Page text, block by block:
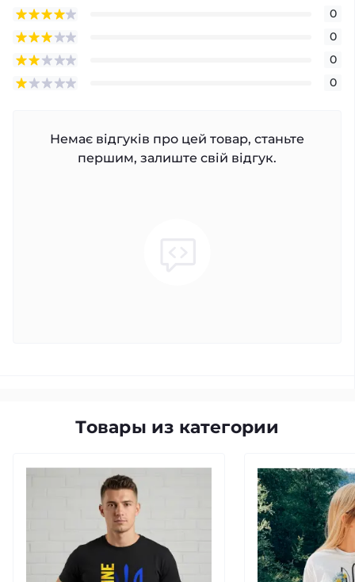
0
0
0
0
Немає відгуків про цей товар, станьте
першим, залиште свій відгук.
Товары из категории